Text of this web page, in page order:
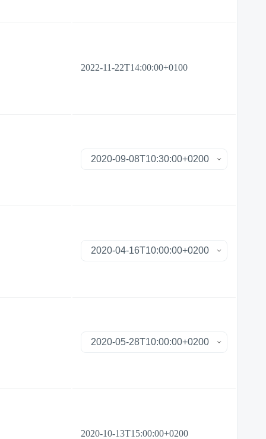
2022-11-22T14:00:00+0100
2020-10-13T15:00:00+0200